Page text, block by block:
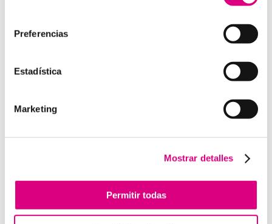
Preferencias
Estadística
Marketing
Mostrar detalles
Permitir todas
cliente.
Enviar comentario
comentario.
Telefonía Virtual
Interfonos IP para aerogeneradores: comunicación